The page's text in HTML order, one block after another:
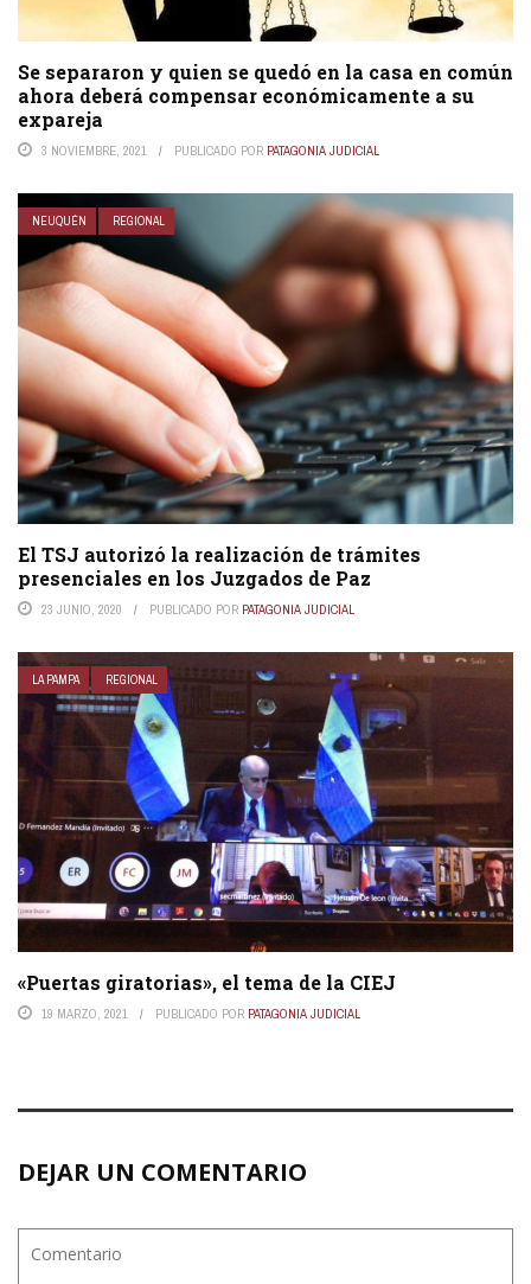
Se separaron y quien se quedó en la casa en común
ahora deberá compensar económicamente a su
expareja
3 NOVIEMBRE, 2021 PUBLICADO POR PATAGONIA JUDICIAL
NEUQUÉN REGIONAL
El TSJ autorizó la realización de trámites
presenciales en los Juzgados de Paz
23 JUNIO, 2020 PUBLICADO POR PATAGONIA JUDICIAL
LA PAMPA REGIONAL
«Puertas giratorias», el tema de la CIEJ
19 MARZO, 2021 PUBLICADO POR PATAGONIA JUDICIAL
DEJAR UN COMENTARIO